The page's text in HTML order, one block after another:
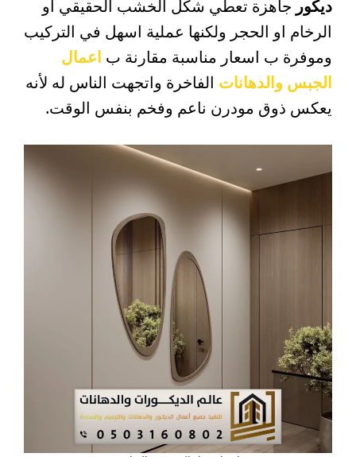
ديكور جاهزة تعطي شكل الخشب الحقيقي او
الرخام او الحجر ولكنها عملية اسهل في التركيب
وموفرة ب اسعار مناسبة مقارنة ب اعمال
الجبس والدهانات الفاخرة واتجهت الناس له لأنه
يعكس ذوق مودرن ناعم وفخم بنفس الوقت.